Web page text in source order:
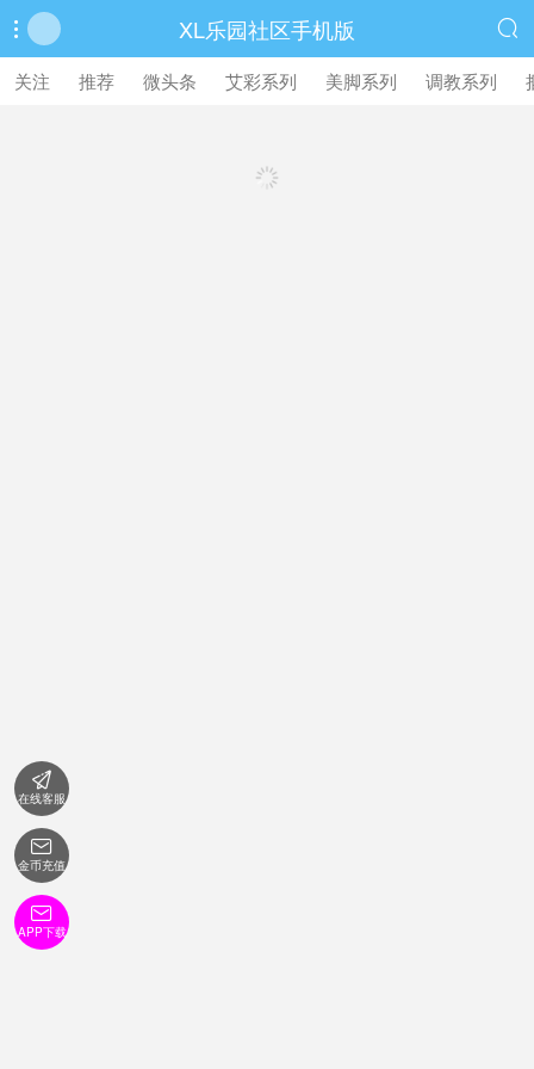
 XL乐园社区手机版 
关注 推荐 微头条 艾彩系列 美脚系列 调教系列
繁體中文版

在线客服

金币充值

APP下载